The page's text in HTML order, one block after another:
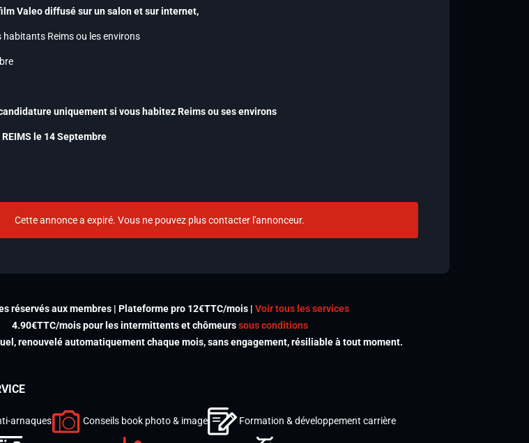
Valeo diffusé sur un salon et sur internet,
Reims ou les environs
uniquement si vous habitez Reims ou ses environs
le 14 Septembre
Cette annonce a expiré. Vous ne pouvez plus contacter l'annonceur.
réservés aux membres | Plateforme pro 12€TTC/mois | Voir tous les services
4.90€TTC/mois pour les intermittents et chômeurssous conditions
renouvelé automatiquement chaque mois, sans engagement, résiliable à tout moment.
arnaques Conseils book photo & image Formation & développement carrière